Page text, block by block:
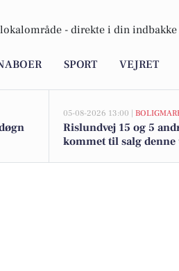
lokalområde - direkte i din indbakke
SPORT VEJRET
05-08-2026 13:00 |
Rislundvej 15 og 5
kommet til salg denne